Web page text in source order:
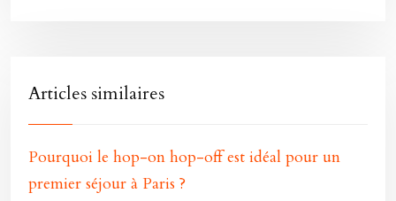
Articles similaires
Pourquoi le hop-on hop-off est idéal pour un
premier séjour à Paris ?